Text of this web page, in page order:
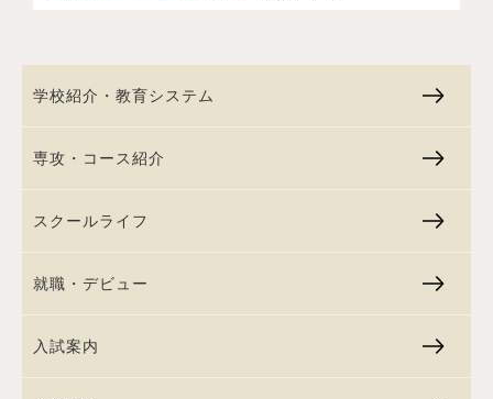
学校紹介・教育システム
専攻・コース紹介
スクールライフ
就職・デビュー
入試案内